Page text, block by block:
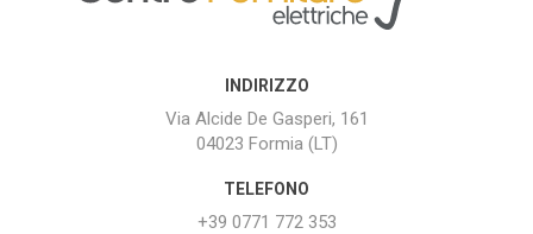
INDIRIZZO
Via Alcide De Gasperi, 161
04023 Formia (LT)
TELEFONO
+39 0771 772 353